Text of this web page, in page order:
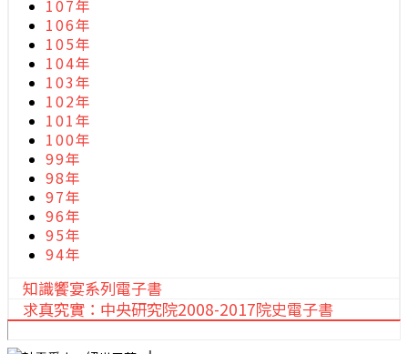
107年
106年
105年
104年
103年
102年
101年
100年
99年
98年
97年
96年
95年
94年
知識饗宴系列電子書
求真究實：中央研究院2008-2017院史電子書